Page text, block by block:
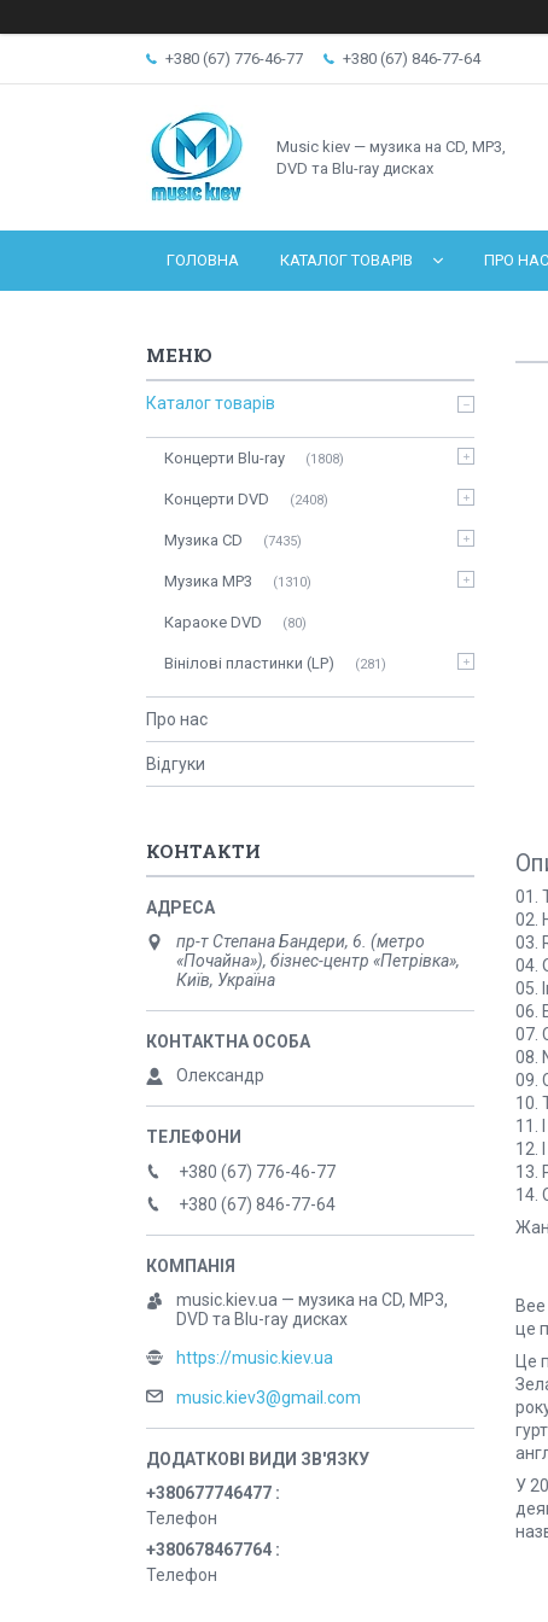
+380 (67) 776-46-77 +380 (67) 846-77-64
Music kiev — музика на CD, MP3,
DVD та Blu-ray дисках
ГОЛОВНА КАТАЛОГ ТОВАРІВ ПРО НАС
01.
02.
03.
04.
05.
06.
07.
08.
09.
10.
11.
12.
13.
14.
Bee
це
Це
У
Каталог товарів
Концерти Blu-ray 1808
Концерти DVD 2408
Музика CD 7435
Музика MP3 1310
Караоке DVD 80
Вінілові пластинки (LP) 281
Про нас
Відгуки
КОНТАКТИ
пр-т Степана Бандери, 6. (метро
«Почайна»), бізнес-центр «Петрівка»,
Київ, Україна
Олександр
+380 (67) 776-46-77
+380 (67) 846-77-64
music.kiev.ua — музика на CD, MP3,
DVD та Blu-ray дисках
https://music.kiev.ua
music.kiev3@gmail.com
+380677746477
Телефон
+380678467764
Телефон